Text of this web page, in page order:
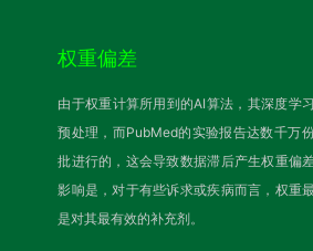
权重偏差
由于权重计算所用到的AI算法，其深度学
预处理，而PubMed的实验报告达数千万
批进行的，这会导致数据滞后产生权重偏
影响是，对于有些诉求或疾病而言，权重
是对其最有效的补充剂。